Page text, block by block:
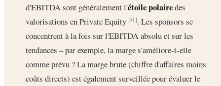
d'EBITDA sont généralement l'étoile polairedes
valorisations en Private Equity[31]. Les sponsors se
concentrent à la fois sur l'EBITDA absolu et sur les
tendances – par exemple, la marge s'améliore-t-elle
comme prévu ? La marge brute (chiffre d'affaires moins
coûts directs) est également surveillée pour évaluer le